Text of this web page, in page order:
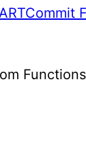
ARTCommit
Functions